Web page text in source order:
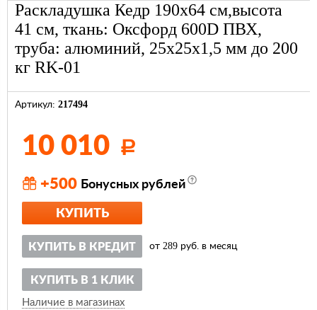
Раскладушка Кедр 190х64 см,высота
41 см, ткань: Оксфорд 600D ПВХ,
труба: алюминий, 25х25х1,5 мм до 200
кг RK-01
Артикул: 217494
10 010 Р
+500 Бонусных рублей
КУПИТЬ
КУПИТЬ В КРЕДИТ от 289 руб. в месяц
КУПИТЬ В 1 КЛИК
Наличие в магазинах